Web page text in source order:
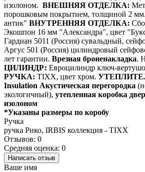
изолоном. ВНЕШНЯЯ ОТДЕЛКА:
порошковым покрытием, толщиной 2
антик" ВНУТРЕННЯЯ ОТДЕЛКА:
Экошпон 16 мм "Александра", цвет
Гардиан 5011 (Россия) сувальдный,
Аргус 501 (Россия) цилиндровый
лет гарантии. Врезная броненакладка.
ЦИЛИНДР: Евроцилиндр ключ-
РУЧКА: TIXX, цвет хром.
Insulation Акустическая перегородка
экологичный), утепленная коробка
изолоном
*Указаны размеры по коробу
Ручка
ручка Рико, IRBIS коллекция - TIXX
Отзывов: 0
Средняя оценка: 0
Написать отзыв
Ваше имя